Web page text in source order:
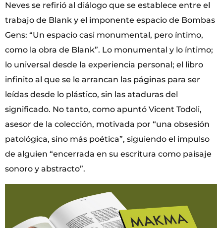
Neves se refirió al diálogo que se establece entre el
trabajo de Blank y el imponente espacio de Bombas
Gens: “Un espacio casi monumental, pero íntimo,
como la obra de Blank”. Lo monumental y lo íntimo;
lo universal desde la experiencia personal; el libro
infinito al que se le arrancan las páginas para ser
leídas desde lo plástico, sin las ataduras del
significado. No tanto, como apuntó Vicent Todoli,
asesor de la colección, motivada por “una obsesión
patológica, sino más poética”, siguiendo el impulso
de alguien “encerrada en su escritura como paisaje
sonoro y abstracto”.